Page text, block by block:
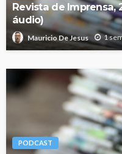
Revista de Imprensa,
áudio)
Mauricio De Jesus 1
PODCAST